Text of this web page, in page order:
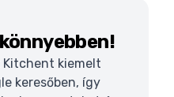
kiemelt
keresőben, így